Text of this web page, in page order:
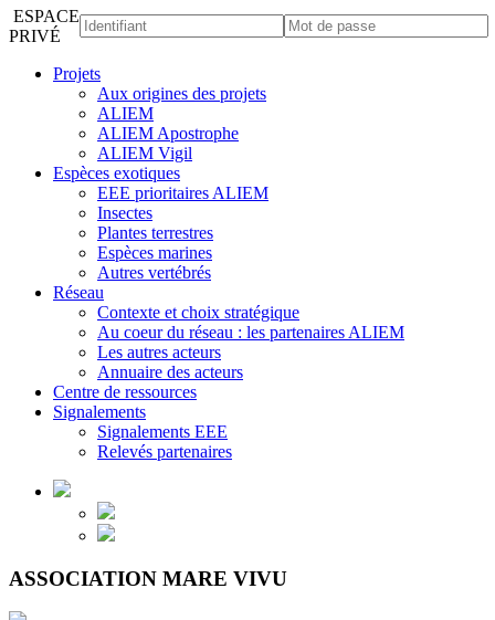
ESPACE
PRIVÉ
Projets
Aux origines des projets
ALIEM
ALIEM Apostrophe
ALIEM Vigil
Espèces exotiques
EEE prioritaires ALIEM
Insectes
Plantes terrestres
Espèces marines
Autres vertébrés
Réseau
Contexte et choix stratégique
Au coeur du réseau : les partenaires ALIEM
Les autres acteurs
Annuaire des acteurs
Centre de ressources
Signalements
Signalements EEE
Relevés partenaires
ASSOCIATION MARE VIVU